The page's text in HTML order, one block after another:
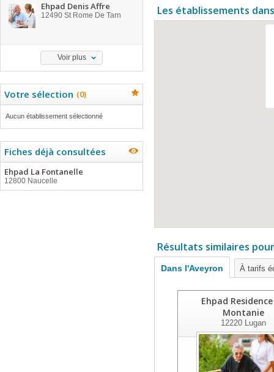
Ehpad Denis Affre
12490 St Rome De Tarn
Voir plus
Votre sélection (0)
Aucun établissement sélectionné
Fiches déjà consultées
Ehpad La Fontanelle
12800 Naucelle
Les établissements
Résultats similaires
Dans l'Aveyron À tarifs
Ehpad
Montanie
12220Lugan